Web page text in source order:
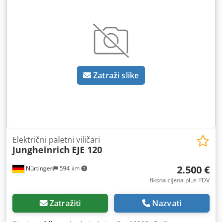
Zatraži slike
Nürtingen 594 km
Električni paletni viličari
Jungheinrich EJE 120
2.500 €
fiksna cijena plus PDV
Zatražiti Nazvati